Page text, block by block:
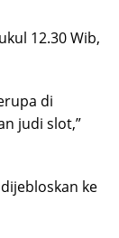
12.30 Wib,
di
judi slot,”
ke